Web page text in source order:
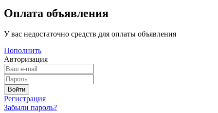
Оплата объявления
У вас недостаточно средств для оплаты объявления
Пополнить
Авторизация
Регистрация
Забыли пароль?